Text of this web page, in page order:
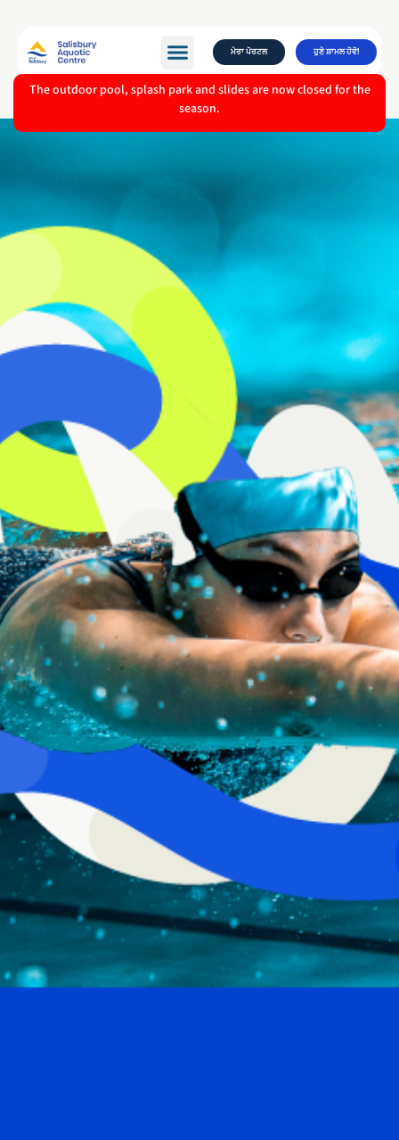
ਮੇਰਾ ਪੋਰਟਲ ਹੁਣੇ ਸ਼ਾਮਲ ਹੋਵੋ!
The outdoor pool, splash park and slides are now closed for the
season.